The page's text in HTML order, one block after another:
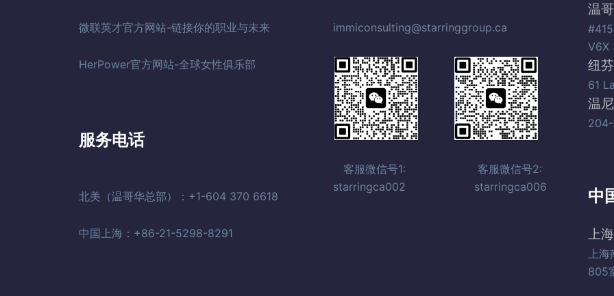
微联英才官方网站-链接你的职业与未来
HerPower官方网站-全球女性俱乐部
服务电话
北美（温哥华总部）：+1-604 370 6618
中国上海：+86-21-5298-8291
immiconsulting@starringgroup.ca
客服微信号1: 客服微信号2:
starringca002 starringca006
温
V6X
纽
61
温
中
上海
上海
805